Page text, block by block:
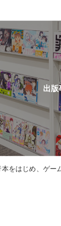
出版
をはじめ、ゲ